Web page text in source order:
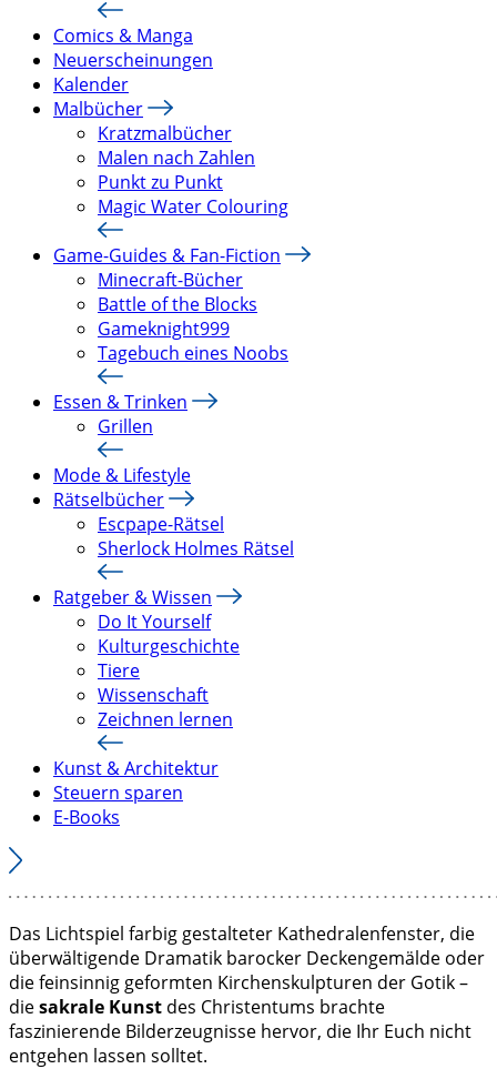
Comics & Manga
Neuerscheinungen
Kalender
Malbücher
Kratzmalbücher
Malen nach Zahlen
Punkt zu Punkt
Magic Water Colouring
Game-Guides & Fan-Fiction
Minecraft-Bücher
Battle of the Blocks
Gameknight999
Tagebuch eines Noobs
Essen & Trinken
Grillen
Mode & Lifestyle
Rätselbücher
Escpape-Rätsel
Sherlock Holmes Rätsel
Ratgeber & Wissen
Do It Yourself
Kulturgeschichte
Tiere
Wissenschaft
Zeichnen lernen
Kunst & Architektur
Steuern sparen
E-Books
Das Lichtspiel farbig gestalteter Kathedralenfenster, die
überwältigende Dramatik barocker Deckengemälde oder
die feinsinnig geformten Kirchenskulpturen der Gotik –
diesakrale Kunst des Christentums brachte
faszinierende Bilderzeugnisse hervor, die Ihr Euch nicht
entgehen lassen solltet.